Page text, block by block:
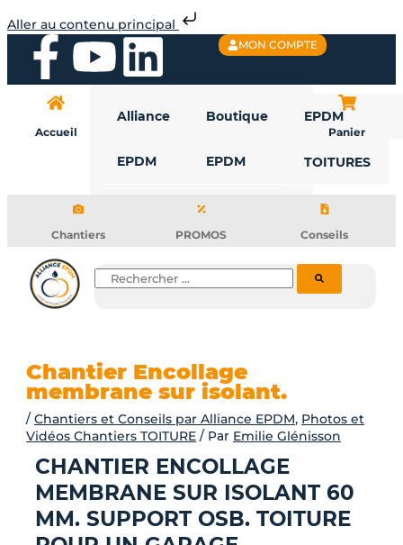
Aller au contenu principal
au
contenuF
a
c
b
o
o
k
-
f
Y
o
u
u
b
L
i
n
d
n
MON COMPTE
Accueil
Alliance
EPDM
Boutique
EPDM
EPDM
TOITURES
Panier
Chantiers PROMOS Conseils
Rechercher
Chantier Encollage
membrane sur isolant.
/Chantiers et Conseils par Alliance EPDM, Photos et
Vidéos Chantiers TOITURE / Par Emilie Glénisson
CHANTIER ENCOLLAGE
MEMBRANE SUR ISOLANT 60
MM. SUPPORT OSB. TOITURE